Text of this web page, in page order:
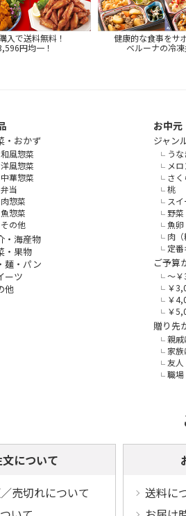
入で送料無料！
円均一！
健康的な食事をサ
ベルーナの冷
・おかず
和風惣菜
洋風惣菜
中華惣菜
弁当
肉惣菜
魚惣菜
その他
・海産物
・果物
麺・パン
ーツ
他
お中
ジャン
う
メロ
さ
桃
ス
野
魚卵
肉（
定番
ご予算
～
￥
￥
￥
贈り先
親戚
家族
友人
職場
について
売切れについて
送料に